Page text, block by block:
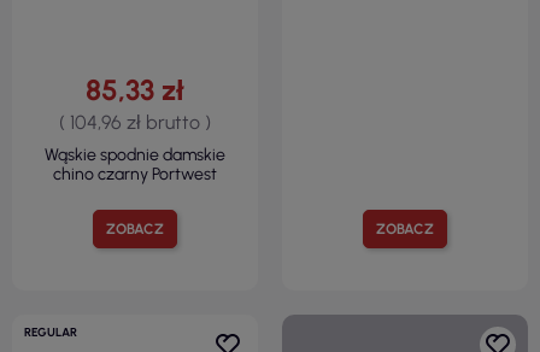
ZOBACZ
85,33 zł
( 104,96 zł brutto )
Wąskie spodnie damskie
chino czarny Portwest
ZOBACZ
REGULAR